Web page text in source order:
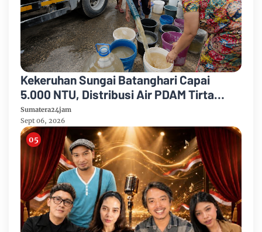
Kekeruhan Sungai Batanghari Capai
5.000 NTU, Distribusi Air PDAM Tirta
Mayang di Sejumlah Wilayah Terganggu
Sumatera24jam
Sept 06, 2026